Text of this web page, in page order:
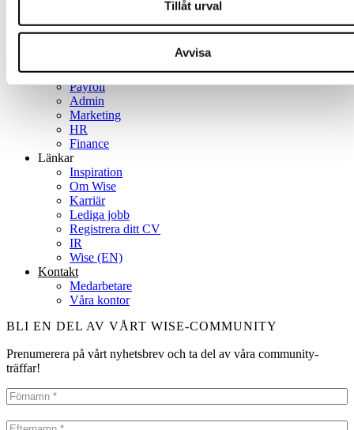
Tillåt urval
Avvisa
Specialist­områden
IT
Payroll
Admin
Marketing
HR
Finance
Länkar
Inspiration
Om Wise
Karriär
Lediga jobb
Registrera ditt CV
IR
Wise (EN)
Kontakt
Medarbetare
Våra kontor
BLI EN DEL AV VÅRT WISE-COMMUNITY
Prenumerera på vårt nyhetsbrev och ta del av våra community-
träffar!